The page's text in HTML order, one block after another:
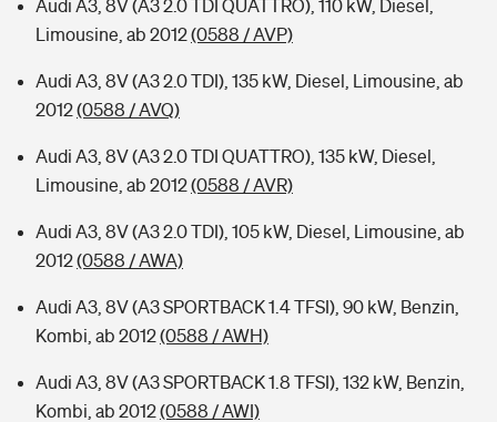
Audi A3, 8V (A3 2.0 TDI QUATTRO), 110 kW, Diesel,
Limousine, ab 2012(0588 / AVP)
Audi A3, 8V (A3 2.0 TDI), 135 kW, Diesel, Limousine, ab
2012(0588 / AVQ)
Audi A3, 8V (A3 2.0 TDI QUATTRO), 135 kW, Diesel,
Limousine, ab 2012(0588 / AVR)
Audi A3, 8V (A3 2.0 TDI), 105 kW, Diesel, Limousine, ab
2012(0588 / AWA)
Audi A3, 8V (A3 SPORTBACK 1.4 TFSI), 90 kW, Benzin,
Kombi, ab 2012(0588 / AWH)
Audi A3, 8V (A3 SPORTBACK 1.8 TFSI), 132 kW, Benzin,
Kombi, ab 2012(0588 / AWI)